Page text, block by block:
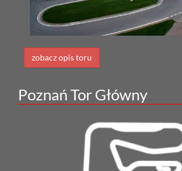
zobacz opis toru
Poznań Tor Główny